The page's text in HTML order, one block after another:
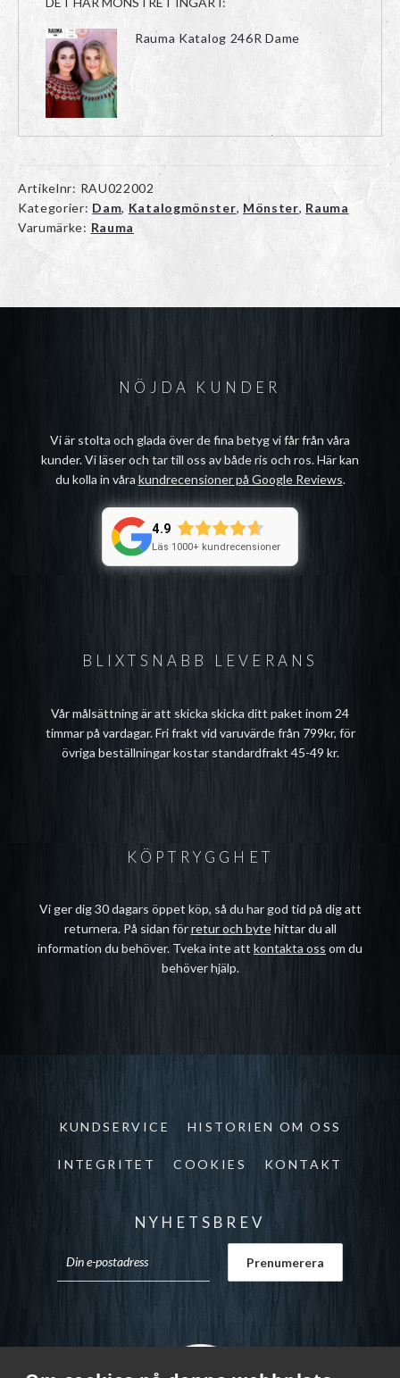
Rauma Katalog 246R Dame
Artikelnr: RAU022002
Kategorier: Dam, Katalogmönster, Mönster, Rauma
Varumärke: Rauma
BLIXTSNABB LEVERANS
Vår målsättning är att skicka skicka ditt paket inom 24
timmar på vardagar. Fri frakt vid varuvärde från 799kr, för
övriga beställningar kostar standardfrakt 45-49 kr.
NÖJDA KUNDER
Vi är stolta och glada över de fina betyg vi får från våra
kunder. Vi läser och tar till oss av både ris och ros. Här kan
du kolla in våra kundrecensioner på Google Reviews.
4.9
Läs 1000+ kundrecensioner
KÖPTRYGGHET
Vi ger dig 30 dagars öppet köp, så du har god tid på dig att
returnera. På sidan förretur och bytehittar du all
information du behöver. Tveka inte att kontakta oss om du
behöver hjälp.
KUNDSERVICE HISTORIEN OM OSS
INTEGRITET COOKIES KONTAKT
NYHETSBREV